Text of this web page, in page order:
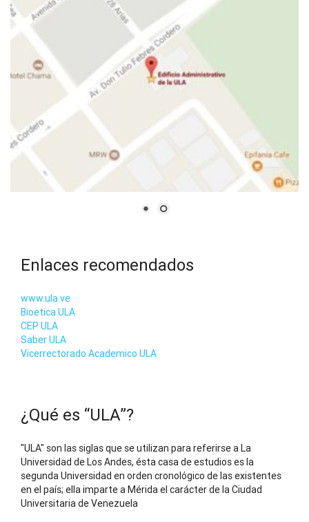
Enlaces recomendados
www.ula.ve
Bioetica ULA
CEP ULA
Saber ULA
Vicerrectorado Academico ULA
¿Qué es “ULA”?
"ULA" son las siglas que se utilizan para referirse a La
Universidad de Los Andes, ésta casa de estudios es la
segunda Universidad en orden cronológico de las existentes
en el país; ella imparte a Mérida el carácter de la Ciudad
Universitaria de Venezuela